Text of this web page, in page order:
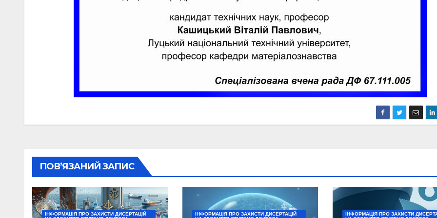
ПОВ’ЯЗАНИЙ ЗАПИС
ІНФОРМАЦІЯ ПРО ЗАХИСТИ ДИСЕРТАЦІЙ
ІНФОРМАЦІЯ ПРО ЗАХИСТИ ДИСЕРТАЦІЙ
ІНФОРМАЦІЯ ПРО ЗАХИСТИ